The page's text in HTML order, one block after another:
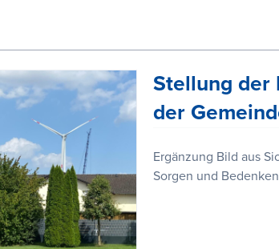
Stellung der
der
Ergänzung Bild aus
Sorgen und